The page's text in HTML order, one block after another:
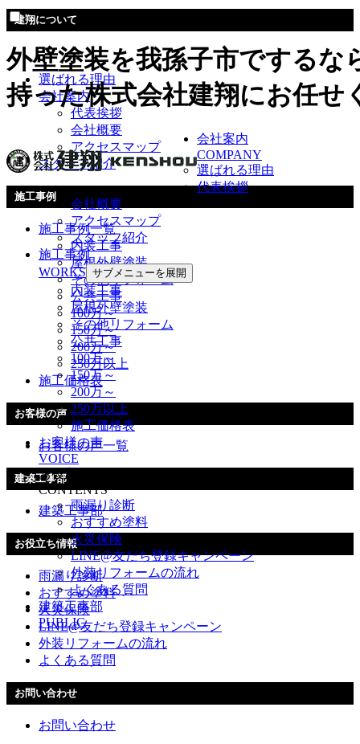
外壁塗装を我孫子市でするな
持った株式会社建翔にお任せ
会社案内
COMPANY
選ばれる理由
代表挨拶
会社概要
アクセスマップ
スタッフ紹介
施工事例
WORKS サブメニューを展開
内装工事
屋根外壁塗装
その他リフォーム
公共工事
100万～
150万～
200万～
250万以上
施工価格表
お客様の声
VOICE
お役立ち情報
CONTENTS
雨漏り診断
おすすめ塗料
火災保険
LINE@友だち登録キャンペーン
外装リフォームの流れ
よくある質問
建築工事部
PUBLIC
建翔について
選ばれる理由
会社案内
代表挨拶
会社概要
アクセスマップ
スタッフ紹介
施工事例
施工事例一覧
内装工事
屋根外壁塗装
その他リフォーム
公共工事
100万～
150万～
200万～
250万以上
施工価格表
お客様の声
お客様の声一覧
建築工事部
建築工事部
お役立ち情報
雨漏り診断
おすすめ塗料
火災保険
LINE@友だち登録キャンペーン
外装リフォームの流れ
よくある質問
お問い合わせ
お問い合わせ